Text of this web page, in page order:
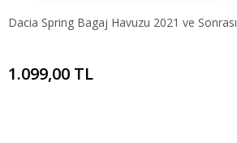
Dacia Spring Bagaj Havuzu 2021 ve Sonrası
1.099,00 TL